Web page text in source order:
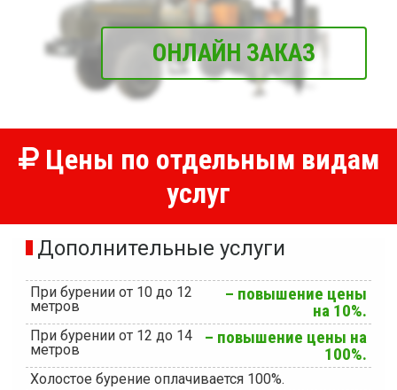
ОНЛАЙН ЗАКАЗ
Цены по отдельным видам
услуг
Дополнительные услуги
При бурении от 10 до 12
метров
– повышение цены
на 10%.
При бурении от 12 до 14
метров
– повышение цены на
100%.
Холостое бурение оплачивается 100%.